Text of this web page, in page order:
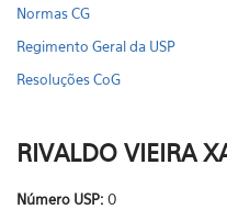
Normas CG
Regimento Geral da USP
Resoluções CoG
RIVALDO VIEIRA
Número USP: 0